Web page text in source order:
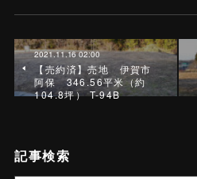
2021.11.16 02:00
【売約済】売地 伊賀市
阿保 346.56平米（約
104.8坪） T-94B
記事検索